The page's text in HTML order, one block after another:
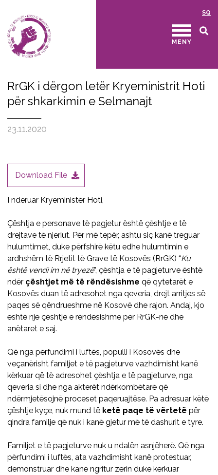
SQ
MENY
RrGK i dërgon letër Kryeministrit Hoti
për shkarkimin e Selmanajt
23.11.2020
Download File
I nderuar Kryeministër Hoti,
Çështja e personave të pagjetur është çështje e të
drejtave të njeriut. Për më tepër, ashtu siç kanë treguar
hulumtimet, duke përfshirë këtu edhe hulumtimin e
ardhshëm të Rrjetit të Grave të Kosovës (RrGK) “Ku
është vendi im në tryezë”, çështja e të pagjeturve është
ndër çështjet më të rëndësishme që qytetarët e
Kosovës duan të adresohet nga qeveria, drejt arritjes së
paqes së qëndrueshme në Kosovë dhe rajon. Andaj, kjo
është një çështje e rëndësishme për RrGK-në dhe
anëtaret e saj.
Që nga përfundimi i luftës, populli i Kosovës dhe
veçanërisht familjet e të pagjeturve vazhdimisht kanë
kërkuar që të adresohet çështja e të pagjeturve, nga
qeveria si dhe nga akterët ndërkombëtarë që
ndërmjetësojnë proceset paqeruajtëse. Pa adresuar këtë
çështje kyçe, nuk mund të ketë paqe të vërtetë për
qindra familje që nuk i kanë gjetur më të dashurit e tyre.
Familjet e të pagjeturve nuk u ndalën asnjëherë. Që nga
përfundimi i luftës, ata vazhdimisht kanë protestuar,
demonstruar dhe kanë ngritur zërin duke kërkuar